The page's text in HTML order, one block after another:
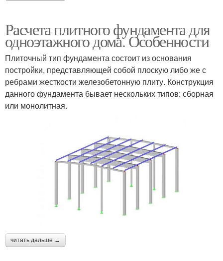
Расчета плитного фундамента для
одноэтажного дома. Особенности
Плиточный тип фундамента состоит из основания
постройки, представляющей собой плоскую либо же с
ребрами жесткости железобетонную плиту. Конструкция
данного фундамента бывает нескольких типов: сборная
или монолитная.
читать дальше →